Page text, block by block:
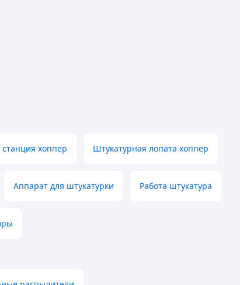
хоппер Штукатурная лопата хоппер
Аппарат для штукатурки Работа штукатура